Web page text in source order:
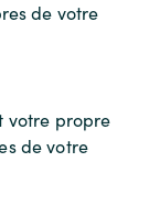
de votre
votre propre
de votre